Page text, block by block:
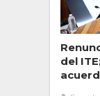
del